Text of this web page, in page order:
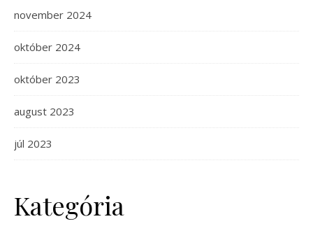
november 2024
október 2024
október 2023
august 2023
júl 2023
Kategória